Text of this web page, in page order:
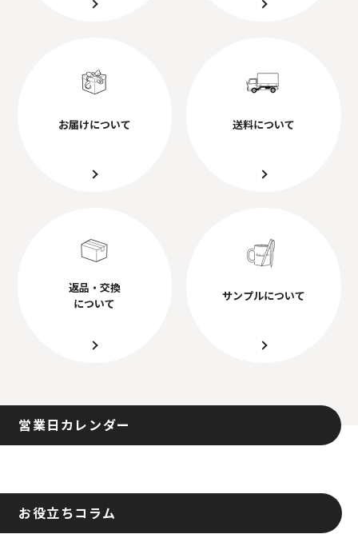
お届けについて 送料について
返品・交換
について
サンプルについて
営業日カレンダー
お役立ちコラム